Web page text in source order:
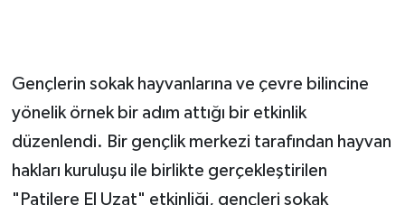
Gençlerin sokak hayvanlarına ve çevre bilincine
yönelik örnek bir adım attığı bir etkinlik
düzenlendi. Bir gençlik merkezi tarafından hayvan
hakları kuruluşu ile birlikte gerçekleştirilen
"Patilere El Uzat" etkinliği, gençleri sokak